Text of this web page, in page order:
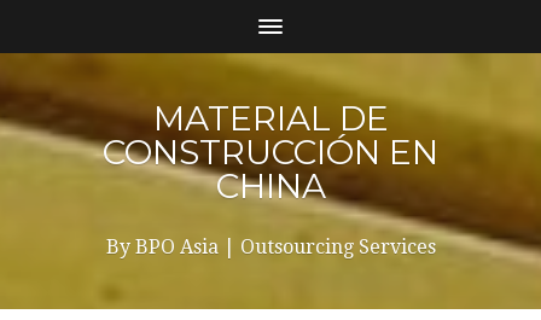
MATERIAL DE
CONSTRUCCIÓN EN
CHINA
By BPO Asia | Outsourcing Services